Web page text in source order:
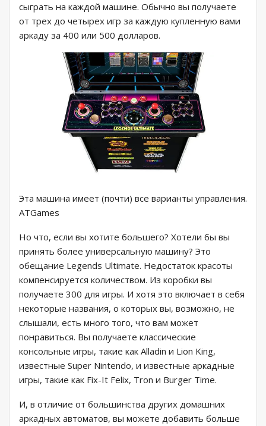
сыграть на каждой машине. Обычно вы получаете
от трех до четырех игр за каждую купленную вами
аркаду за 400 или 500 долларов.
Эта машина имеет (почти) все варианты управления.
ATGames
Но что, если вы хотите большего? Хотели бы вы
принять более универсальную машину? Это
обещание Legends Ultimate. Недостаток красоты
компенсируется количеством. Из коробки вы
получаете 300 для игры. И хотя это включает в себя
некоторые названия, о которых вы, возможно, не
слышали, есть много того, что вам может
понравиться. Вы получаете классические
консольные игры, такие как Alladin и Lion King,
известные Super Nintendo, и известные аркадные
игры, такие как Fix-It Felix, Tron и Burger Time.
И, в отличие от большинства других домашних
аркадных автоматов, вы можете добавить больше